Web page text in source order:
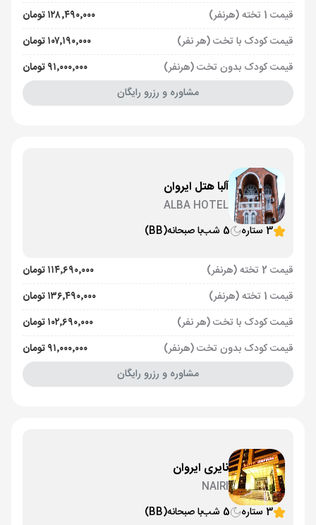
قیمت 1 تخته (هرنفر)
۱۲۸٬۴۹۰٬۰۰۰ تومان
قیمت کودک با تخت (هر نفر)
۱۰۷٬۱۹۰٬۰۰۰ تومان
قیمت کودک بدون تخت (هرنفر)
۹۱٬۰۰۰٬۰۰۰ تومان
مشاوره و رزرو رایگان
آلبا هتل ایروان
ALBA HOTEL
3 ستاره
5 شب با صبحانه(BB)
قیمت 2 تخته (هرنفر)
۱۱۴٬۶۹۰٬۰۰۰ تومان
قیمت 1 تخته (هرنفر)
۱۳۶٬۴۹۰٬۰۰۰ تومان
قیمت کودک با تخت (هر نفر)
۱۰۲٬۶۹۰٬۰۰۰ تومان
قیمت کودک بدون تخت (هرنفر)
۹۱٬۰۰۰٬۰۰۰ تومان
مشاوره و رزرو رایگان
نایری ایروان
NAIRI
3 ستاره
5 شب با صبحانه(BB)